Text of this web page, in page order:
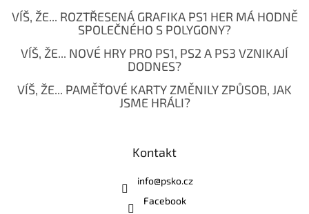
VÍŠ, ŽE... ROZTŘESENÁ GRAFIKA PS1 HER MÁ HODNĚ
SPOLEČNÉHO S POLYGONY?
VÍŠ, ŽE... NOVÉ HRY PRO PS1, PS2 A PS3 VZNIKAJÍ
DODNES?
VÍŠ, ŽE... PAMĚŤOVÉ KARTY ZMĚNILY ZPŮSOB, JAK
JSME HRÁLI?
Kontakt
info@psko.cz
Facebook